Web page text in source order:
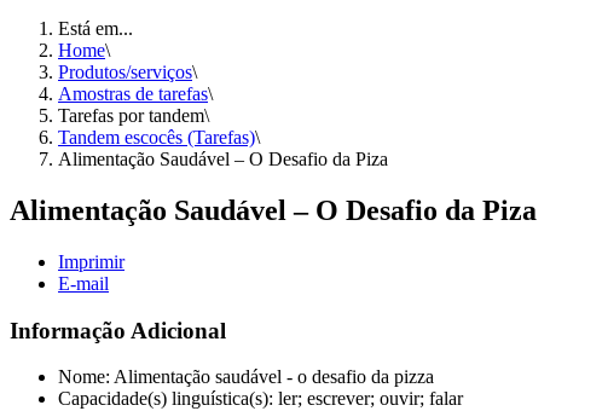
Está em...
Home\
Produtos/serviços\
Amostras de tarefas\
Tarefas por tandem\
Tandem escocês (Tarefas)\
Alimentação Saudável – O Desafio da Piza
Alimentação Saudável – O Desafio da Piza
Imprimir
E-mail
Informação Adicional
Nome: Alimentação saudável - o desafio da pizza
Capacidade(s) linguística(s): ler; escrever; ouvir; falar